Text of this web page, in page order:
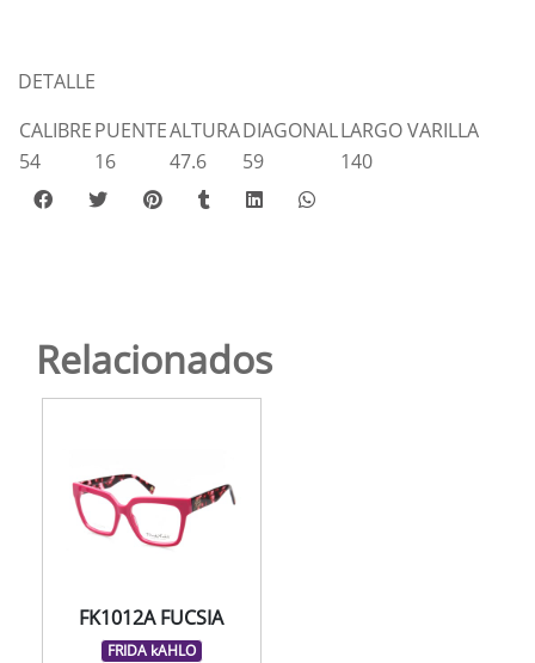
DETALLE
CALIBREPUENTEALTURADIAGONALLARGO VARILLA
54
16 47.6 59 140
Relacionados
FK1012A FUCSIA
FRIDA kAHLO